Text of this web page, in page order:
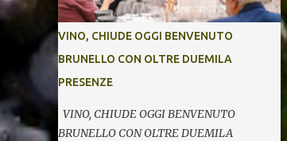
VINO, CHIUDE OGGI BENVENUTO
BRUNELLO CON OLTRE DUEMILA
PRESENZE
VINO, CHIUDE OGGI BENVENUTO
BRUNELLO CON OLTRE DUEMILA